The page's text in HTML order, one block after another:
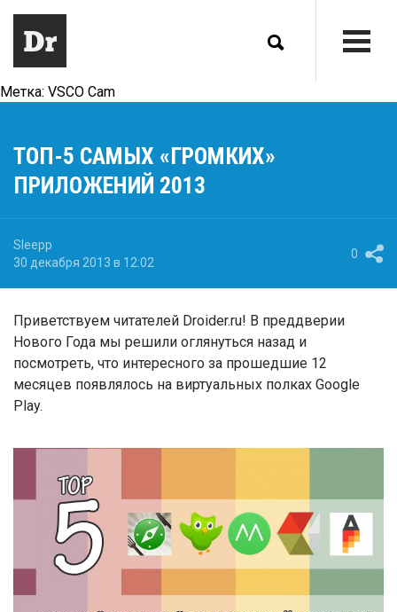
Метка: VSCO Cam
ТОП-5 САМЫХ «ГРОМКИХ»
ПРИЛОЖЕНИЙ 2013
Sleepp
30 декабря 2013 в 12:02
0
Приветствуем читателей Droider.ru! В преддверии
Нового Года мы решили оглянуться назад и
посмотреть, что интересного за прошедшие 12
месяцев появлялось на виртуальных полках Google
Play.